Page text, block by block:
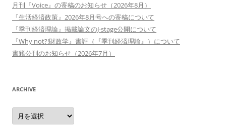
月刊『Voice』の寄稿のお知らせ（2026年8月）
『生活経済政策』2026年8月号への寄稿について
『季刊経済理論』掲載論文のJ-stage公開について
『Why not?!財政学』書評（『季刊経済理論』）について
書籍公刊のお知らせ（2026年7月）
ARCHIVE
Archive